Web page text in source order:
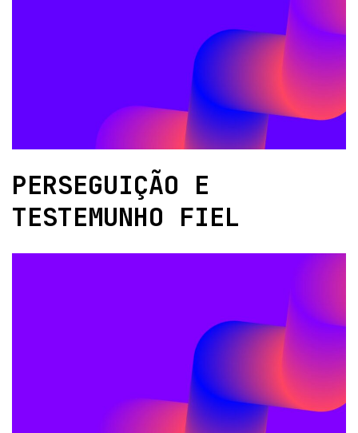
PERSEGUIÇÃO E
TESTEMUNHO FIEL